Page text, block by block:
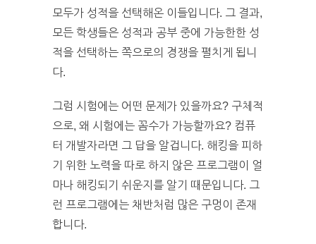
모두가 성적을 선택해온 이들입니다. 그 결과,
모든 학생들은 성적과 공부 중에 가능한한 성
적을 선택하는 쪽으로의 경쟁을 펼치게 됩니
다.
그럼 시험에는 어떤 문제가 있을까요? 구체적
으로, 왜 시험에는 꼼수가 가능할까요? 컴퓨
터 개발자라면 그 답을 알겁니다. 해킹을 피하
기 위한 노력을 따로 하지 않은 프로그램이 얼
마나 해킹되기 쉬운지를 알기 때문입니다. 그
런 프로그램에는 채반처럼 많은 구멍이 존재
합니다.